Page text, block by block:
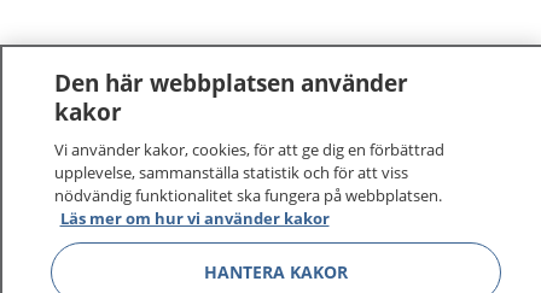
1177–tryggt om din hälsa och vård
På 1177.se får du råd om hälsa och information om
sjukdomar och vilka mottagningar du kan kontakta.
Logga in för att läsa din journal och göra dina
Den här webbplatsen använder
kakor
Vi använder kakor, cookies, för att ge dig en förbättrad
upplevelse, sammanställa statistik och för att viss
nödvändig funktionalitet ska fungera på webbplatsen.
Läs mer om hur vi använder kakor
HANTERA KAKOR